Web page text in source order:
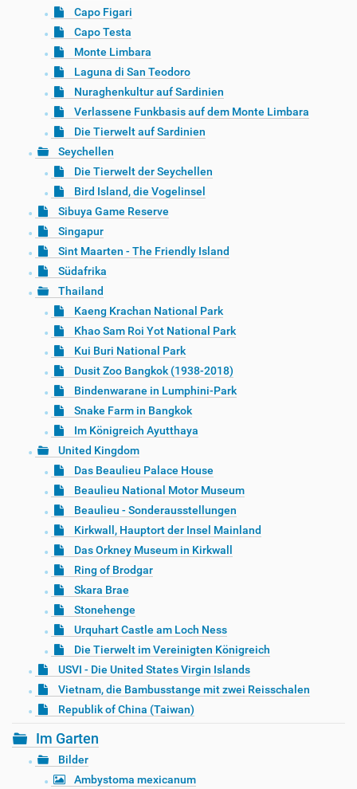
Capo Figari
Capo Testa
Monte Limbara
Laguna di San Teodoro
Nuraghenkultur auf Sardinien
Verlassene Funkbasis auf dem Monte Limbara
Die Tierwelt auf Sardinien
Seychellen
Die Tierwelt der Seychellen
Bird Island, die Vogelinsel
Sibuya Game Reserve
Singapur
Sint Maarten - The Friendly Island
Südafrika
Thailand
Kaeng Krachan National Park
Khao Sam Roi Yot National Park
Kui Buri National Park
Dusit Zoo Bangkok (1938-2018)
Bindenwarane in Lumphini-Park
Snake Farm in Bangkok
Im Königreich Ayutthaya
United Kingdom
Das Beaulieu Palace House
Beaulieu National Motor Museum
Beaulieu - Sonderausstellungen
Kirkwall, Hauptort der Insel Mainland
Das Orkney Museum in Kirkwall
Ring of Brodgar
Skara Brae
Stonehenge
Urquhart Castle am Loch Ness
Die Tierwelt im Vereinigten Königreich
USVI - Die United States Virgin Islands
Vietnam, die Bambusstange mit zwei Reisschalen
Republik of China (Taiwan)
Im Garten
Bilder
Ambystoma mexicanum